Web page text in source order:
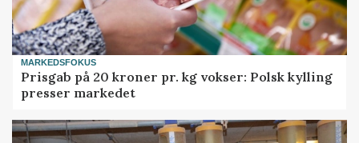
MARKEDSFOKUS
Prisgab på 20 kroner pr. kg vokser: Polsk kylling
presser markedet